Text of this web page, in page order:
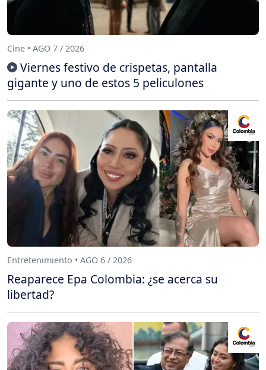
Cine • AGO 7 / 2026
Viernes festivo de crispetas, pantalla
gigante y uno de estos 5 peliculones
Entretenimiento • AGO 6 / 2026
Reaparece Epa Colombia: ¿se acerca su
libertad?